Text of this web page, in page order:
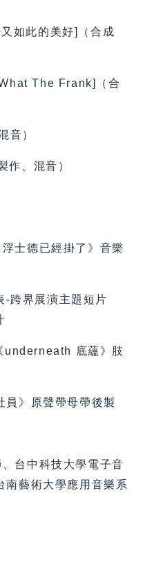
如此的美好]（合成
The Frank]（合
音）
作、混音）
士德已經掛了》音樂
-跨界展演主題短片
underneath 底蘊》肢
》原聲帶母帶後製
台中科技大學電子音
南藝術大學應用音樂系